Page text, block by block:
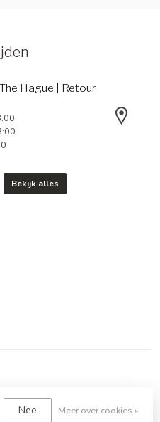
Hague | Retour
Bekijk alles
Nee Meer over cookies »